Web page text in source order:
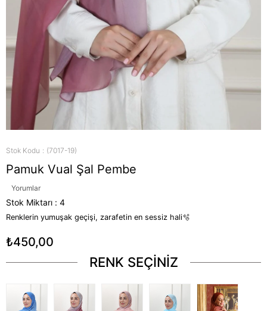
Stok Kodu (7017-19)
Pamuk Vual Şal Pembe
Yorumlar
Stok Miktarı : 4
Renklerin yumuşak geçişi, zarafetin en sessiz hali🫧
₺450,00
RENK SEÇİNİZ